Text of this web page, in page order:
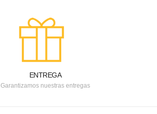
ENTREGA
Garantizamos nuestras entregas